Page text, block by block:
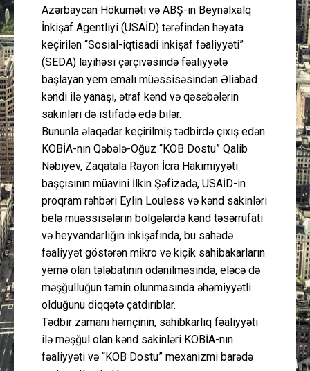
Əlaqə
Azərbaycan Hökuməti və ABŞ-ın Beynəlxalq
İnkişaf Agentliyi (USAİD) tərəfindən həyata
keçirilən “Sosial-iqtisadi inkişaf fəaliyyəti”
(SEDA) layihəsi çərçivəsində fəaliyyətə
başlayan yem emalı müəssisəsindən Əliabad
kəndi ilə yanaşı, ətraf kənd və qəsəbələrin
sakinləri də istifadə edə bilər.
Bununla əlaqədar keçirilmiş tədbirdə çıxış edən
KOBİA-nın Qəbələ-Oğuz “KOB Dostu” Qalib
Nəbiyev, Zaqatala Rayon İcra Hakimiyyəti
başçısının müavini İlkin Şəfizadə, USAİD-in
proqram rəhbəri Eylin Louless və kənd sakinləri
belə müəssisələrin bölgələrdə kənd təsərrüfatı
və heyvandarlığın inkişafında, bu sahədə
fəaliyyət göstərən mikro və kiçik sahibakarların
yemə olan tələbatının ödənilməsində, eləcə də
məşğulluğun təmin olunmasında əhəmiyyətli
olduğunu diqqətə çatdırıblar.
Tədbir zamanı həmçinin, sahibkarlıq fəaliyyəti
ilə məşğul olan kənd sakinləri KOBİA-nın
fəaliyyəti və “KOB Dostu” mexanizmi barədə